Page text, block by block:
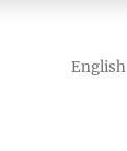
english